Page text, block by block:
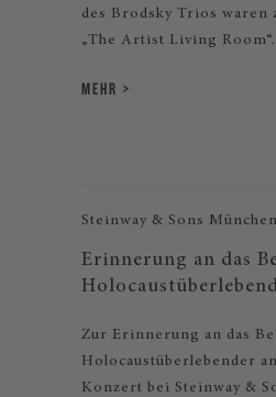
des Brodsky Trios waren
„The Artist Living Room“.
MEHR
Steinway & Sons München
Erinnerung an das
Zur Erinnerung an das
Holocaustüberlebender
Konzert bei Steinway &